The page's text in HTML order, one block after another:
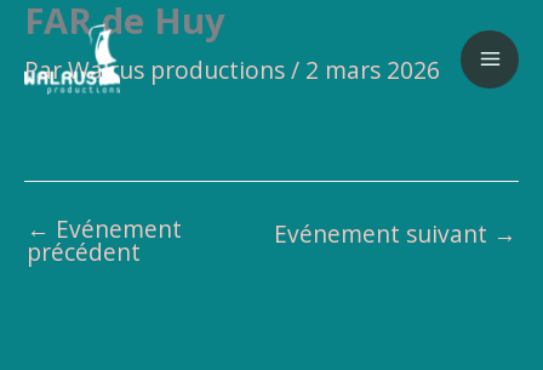
Aller
contenu
FAR de Huy
ParWalrus productions/ 2 mars 2026
← Evénement
précédent
Evénement suivant →